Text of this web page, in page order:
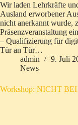
Wir laden Lehrkräfte
Ausland erworbener
nicht anerkannt wurde,
Präsenzveranstaltung
– Qualifizierung für
Tür an Tür…
admin
9. Juli
News
Workshop: NICHT